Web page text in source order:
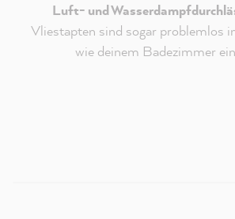
Luft- und
Vliestapten sind sogar problemlos
wie deinem Badezimmer
Redaktioneller Inhalt vom